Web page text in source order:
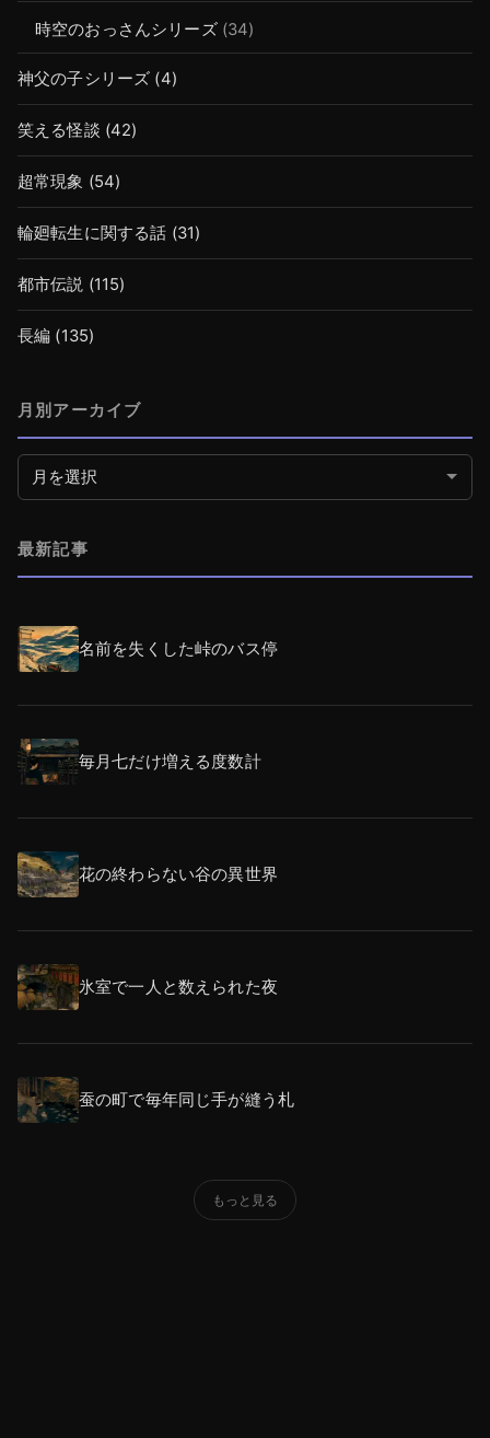
時空のおっさんシリーズ(34)
神父の子シリーズ (4)
笑える怪談 (42)
超常現象 (54)
輪廻転生に関する話 (31)
都市伝説 (115)
長編 (135)
月別アーカイブ
月別アーカイブ
最新記事
名前を失くした峠のバス停
毎月七だけ増える度数計
花の終わらない谷の異世界
氷室で一人と数えられた夜
蚕の町で毎年同じ手が縫う札
もっと見る